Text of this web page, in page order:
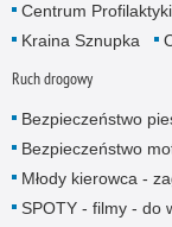
Centrum
Kraina Sznupka
Ruch drogowy
Bezpieczeństwo
Bezpieczeństwo
Młody kierowca -
SPOTY - filmy - do